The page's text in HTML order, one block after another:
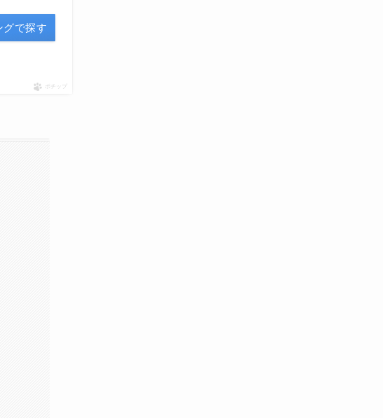
グで探す
ポチップ